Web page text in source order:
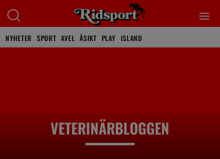
NYHETER SPORT AVEL ÅSIKT PLAY ISLAND
VETERINÄRBLOGGEN